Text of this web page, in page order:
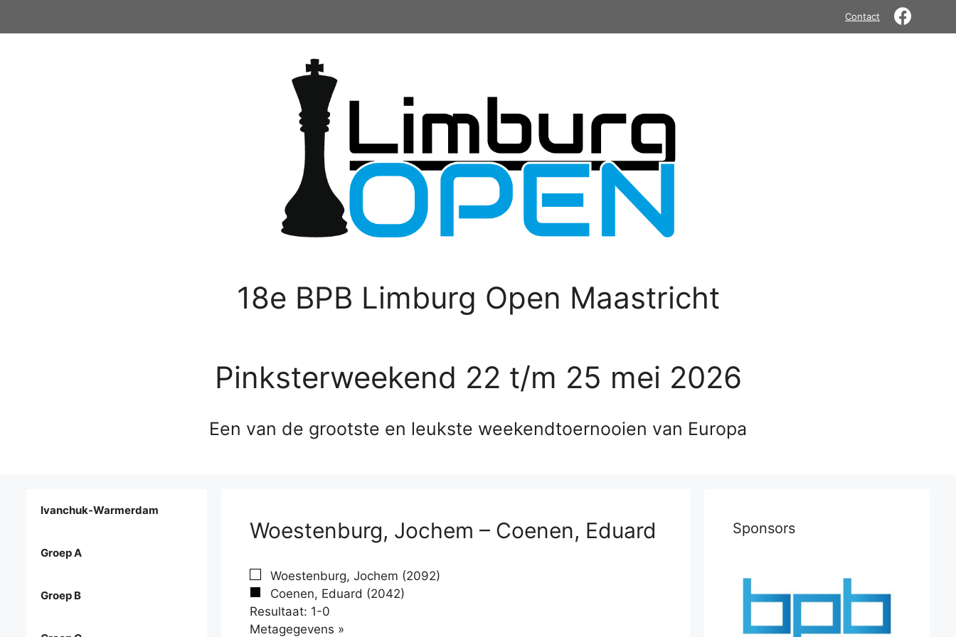
Contact
18e BPB Limburg Open Maastricht
Pinksterweekend 22 t/m 25 mei 2026
Een van de grootste en leukste weekendtoernooien van Europa
Woestenburg, Jochem – Coenen, Eduard
Woestenburg, Jochem (2092)
Coenen, Eduard (2042)
Resultaat: 1-0
Metagegevens »
Ivanchuk-Warmerdam
Groep A
Groep B
Sponsors